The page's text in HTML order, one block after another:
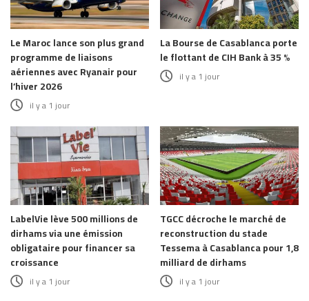
Le Maroc lance son plus grand
programme de liaisons
aériennes avec Ryanair pour
l’hiver 2026
il y a 1 jour
La Bourse de Casablanca porte
le flottant de CIH Bank à 35 %
il y a 1 jour
LabelVie lève 500 millions de
dirhams via une émission
obligataire pour financer sa
croissance
il y a 1 jour
TGCC décroche le marché de
reconstruction du stade
Tessema à Casablanca pour 1,8
milliard de dirhams
il y a 1 jour